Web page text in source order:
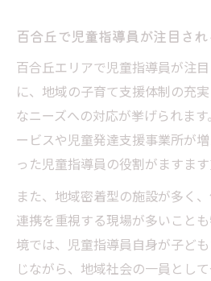
現場で活躍する児童指
研修や教育体制が整っ
子どもたちと向き合う
働きやすい職場環境を
未経験やブランクが活きる
未経験から始める児童
ト
ブランク復帰に強い児
め
充実した研修制度で
百合丘で児童指導員が注目さ
百合丘エリアで児童指導員が注
に、地域の子育て支援体制の充
なニーズへの対応が挙げられま
ービスや児童発達支援事業所が
った児童指導員の役割がますます
また、地域密着型の施設が多く
連携を重視する現場が多いこと
境では、児童指導員自身が子ど
じながら、地域社会の一員とし